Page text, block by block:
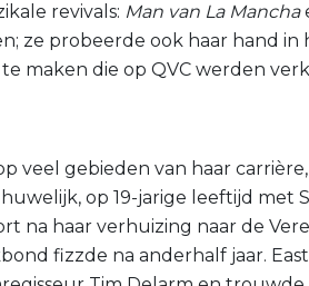
revivals: Man van La Mancha
ze probeerde ook haar hand
maken die op QVC werden
veel gebieden van haar
op 19-jarige leeftijd met
na haar verhuizing naar de
fizzde na anderhalf jaar.